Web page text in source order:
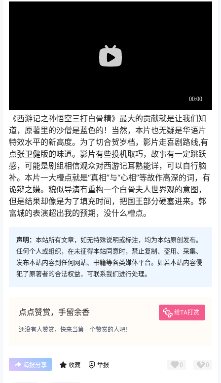
《西游记之孙悟空三打白骨精》最大的贡献就是让我们知
道，原著里的沙僧是蓝色的！当然，本片也无疑是华语片
特效水平的新高度。为了切合贺岁档，影片走喜剧路线,有
点张卫健版的味道。影片有些投机取巧，故事有一定跳跃
感，可能是剧组相信观众对西游记耳熟能详，可以自行脑
补。本片一大槽点就是“真相”与“心相”等故作高深的词，有
诡辩之嫌。貌似导演有重构一个白骨夫人世界观的意图，
但是结果却像是为了填充时间，把国王部分硬塞进来。郭
富城的表演超出我的预期，没什么槽点。
声明： 本站所有文章，如无特殊说明或标注，均为本站原创发布。
任何个人或组织，在未征得本站同意时，禁止复制、盗用、采集、
发布本站内容到任何网站、书籍等各类媒体平台。如若本站内容侵
犯了原著者的合法权益，可联系我们进行处理。
点点赞赏，手留余香 给TA打赏
还没有人赞赏，快来当第一个赞赏的人吧！
海报分享 收藏 举报 0 0